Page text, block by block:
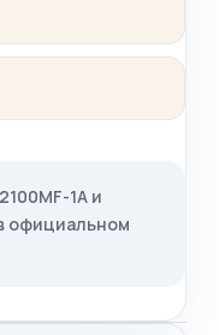
1A и
официальном